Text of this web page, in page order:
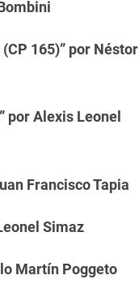
165)” por Néstor
por Alexis Leonel
Francisco Tapia
Simaz
Martín Poggeto